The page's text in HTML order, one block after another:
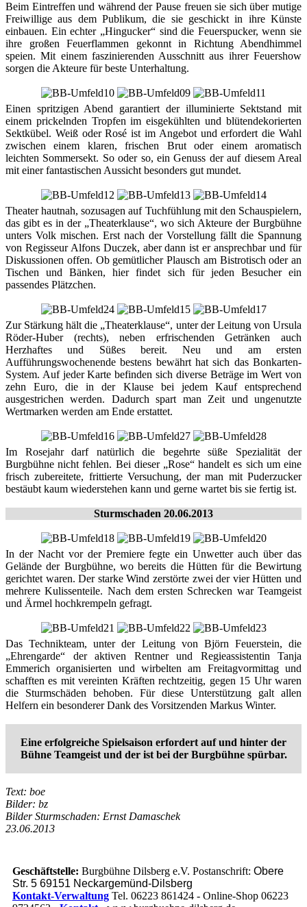
Beim Eintreffen und während der Pause freuen sie sich über mutige
Freiwillige aus dem Publikum, die sie geschickt in ihre Künste
einbauen. Ein echter „Hingucker“ sind die Feuerspucker, wenn sie
ihre großen Feuerflammen gekonnt in Richtung Abendhimmel
speien. Mit einem faszinierenden Ausschnitt aus ihrer Feuershow
sorgen die Akteure für beste Unterhaltung.
Einen spritzigen Abend garantiert der illuminierte Sektstand mit
einem prickelnden Tropfen im eisgekühlten und blütendekorierten
Sektkübel. Weiß oder Rosé ist im Angebot und erfordert die Wahl
zwischen einem klaren, frischen Brut oder einem aromatisch
leichten Sommersekt. So oder so, ein Genuss der auf diesem Areal
mit einer fantastischen Aussicht besonders gut mundet.
Theater hautnah, sozusagen auf Tuchfühlung mit den Schauspielern,
das gibt es in der „Theaterklause“, wo sich Akteure der Burgbühne
unters Volk mischen. Erst nach der Vorstellung fällt die Spannung
von Regisseur Alfons Duczek, aber dann ist er ansprechbar und für
Diskussionen offen. Ob gemütlicher Plausch am Bistrotisch oder an
Tischen und Bänken, hier findet sich für jeden Besucher ein
passendes Plätzchen.
Zur Stärkung hält die „Theaterklause“, unter der Leitung von Ursula
Röder-Huber (rechts), neben erfrischenden Getränken auch
Herzhaftes und Süßes bereit. Neu und am ersten
Aufführungswochenende bestens bewährt hat sich das Bonkarten-
System. Auf jeder Karte befinden sich diverse Beträge im Wert von
zehn Euro, die in der Klause bei jedem Kauf entsprechend
ausgestrichen werden. Dadurch spart man Zeit und ungenutzte
Wertmarken werden am Ende erstattet.
Im Rosejahr darf natürlich die begehrte süße Spezialität der
Burgbühne nicht fehlen. Bei dieser „Rose“ handelt es sich um eine
frisch zubereitete, frittierte Versuchung, der man mit Puderzucker
bestäubt kaum wiederstehen kann und gerne wartet bis sie fertig ist.
Sturmschaden 20.06.2013
In der Nacht vor der Premiere fegte ein Unwetter auch über das
Gelände der Burgbühne, wo bereits die Hütten für die Bewirtung
gerichtet waren. Der starke Wind zerstörte zwei der vier Hütten und
mehrere Kulissenteile. Nach dem ersten Schrecken war Teamgeist
und Ärmel hochkrempeln gefragt.
Das Technikteam, unter der Leitung von Björn Feuerstein, die
„Ehrengarde“ der aktiven Rentner und Regieassistentin Tanja
Emmerich organisierten und wirbelten am Freitagvormittag und
schafften es mit vereinten Kräften rechtzeitig, gegen 15 Uhr waren
die Sturmschäden behoben. Für diese Unterstützung galt allen
Helfern ein besonderer Dank des Vorsitzenden Markus Winter.
Eine erfolgreiche Spielsaison erfordert auf und hinter der
Bühne Teamgeist und der ist bei der Burgbühne spürbar.
Text: boe
Bilder: bz
Bilder Sturmschaden: Ernst Damaschek
23.06.2013
Geschäftstelle: Burgbühne Dilsberg e.V. Postanschrift: Obere
Str. 5 69151 Neckargemünd-Dilsberg
Kontakt-Verwaltung Tel. 06223 861424 - Online-Shop 06223